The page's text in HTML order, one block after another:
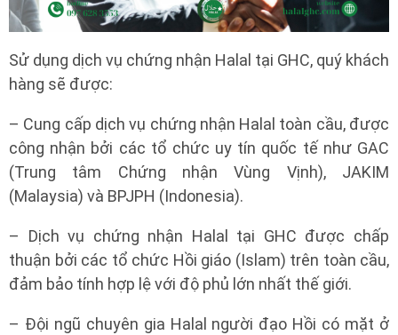
Sử dụng dịch vụ chứng nhận Halal tại GHC, quý khách
hàng sẽ được:
– Cung cấp dịch vụ chứng nhận Halal toàn cầu, được
công nhận bởi các tổ chức uy tín quốc tế như GAC
(Trung tâm Chứng nhận Vùng Vịnh), JAKIM
(Malaysia) và BPJPH (Indonesia).
– Dịch vụ chứng nhận Halal tại GHC được chấp
thuận bởi các tổ chức Hồi giáo (Islam) trên toàn cầu,
đảm bảo tính hợp lệ với độ phủ lớn nhất thế giới.
– Đội ngũ chuyên gia Halal người đạo Hồi có mặt ở